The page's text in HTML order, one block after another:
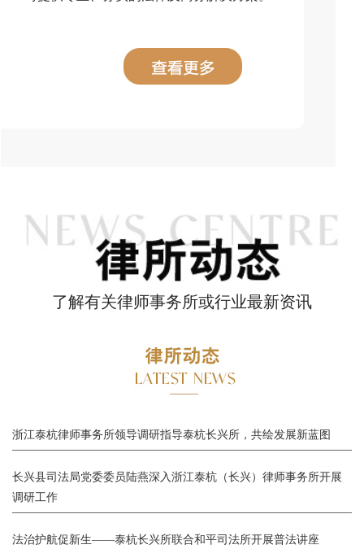
了解有关律师事务所或行业最新资讯
浙江泰杭律师事务所领导调研指导泰杭长兴所，共绘发展新蓝图
长兴县司法局党委委员陆燕深入浙江泰杭（长兴）律师事务所开展
调研工作
法治护航促新生——泰杭长兴所联合和平司法所开展普法讲座